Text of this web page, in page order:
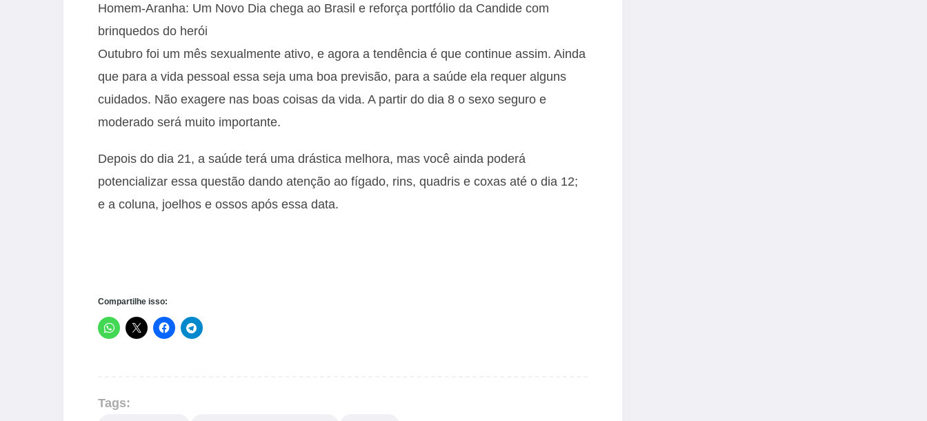
Homem-Aranha: Um Novo Dia chega ao Brasil e reforça portfólio da Candide com
brinquedos do herói
Outubro foi um mês sexualmente ativo, e agora a tendência é que continue assim. Ainda
que para a vida pessoal essa seja uma boa previsão, para a saúde ela requer alguns
cuidados. Não exagere nas boas coisas da vida. A partir do dia 8 o sexo seguro e
moderado será muito importante.
Depois do dia 21, a saúde terá uma drástica melhora, mas você ainda poderá
potencializar essa questão dando atenção ao fígado, rins, quadris e coxas até o dia 12;
e a coluna, joelhos e ossos após essa data.
Compartilhe isso:
Tags: